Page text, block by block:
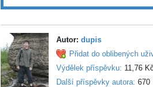
Autor: dupis
Přidat do oblibených
Výdělek příspěvku: 11,76 Kč
Další příspěvky autora: 670